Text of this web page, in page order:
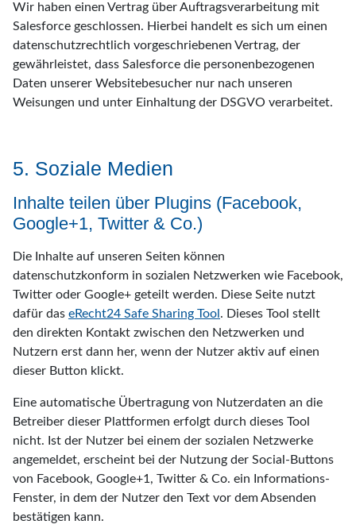
Wir haben einen Vertrag über Auftragsverarbeitung mit
Salesforce geschlossen. Hierbei handelt es sich um einen
datenschutzrechtlich vorgeschriebenen Vertrag, der
gewährleistet, dass Salesforce die personenbezogenen
Daten unserer Websitebesucher nur nach unseren
Weisungen und unter Einhaltung der DSGVO verarbeitet.
5. Soziale Medien
Inhalte teilen über Plugins (Facebook,
Google+1, Twitter & Co.)
Die Inhalte auf unseren Seiten können
datenschutzkonform in sozialen Netzwerken wie Facebook,
Twitter oder Google+ geteilt werden. Diese Seite nutzt
dafür das eRecht24 Safe Sharing Tool . Dieses Tool stellt
den direkten Kontakt zwischen den Netzwerken und
Nutzern erst dann her, wenn der Nutzer aktiv auf einen
dieser Button klickt.
Eine automatische Übertragung von Nutzerdaten an die
Betreiber dieser Plattformen erfolgt durch dieses Tool
nicht. Ist der Nutzer bei einem der sozialen Netzwerke
angemeldet, erscheint bei der Nutzung der Social-Buttons
von Facebook, Google+1, Twitter & Co. ein Informations-
Fenster, in dem der Nutzer den Text vor dem Absenden
bestätigen kann.